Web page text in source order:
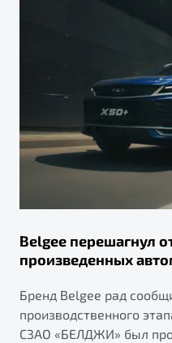
Belgee перешагнул
произведенных
Бренд Belgee рад
производственного
СЗАО «БЕЛДЖИ» был